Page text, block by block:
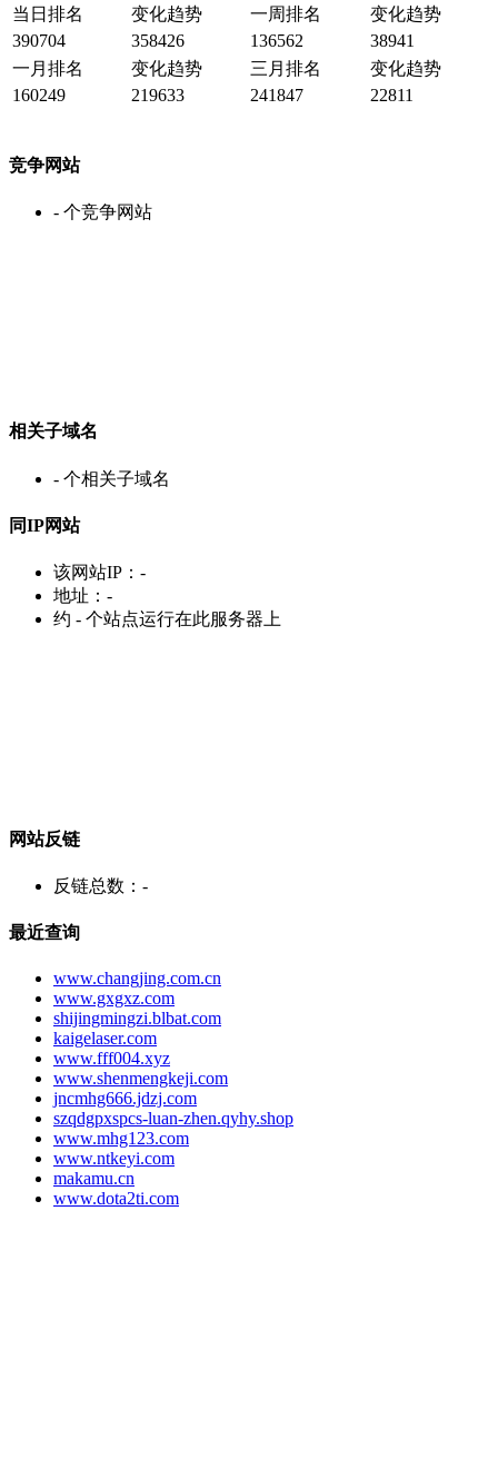
当日排名 变化趋势 一周排名
变化趋势
390704
358426 136562
38941
一月排名
变化趋势 三月排名
变化趋势
160249
219633 241847 22811
竞争网站
- 个竞争网站
相关子域名
- 个相关子域名
同IP网站
该网站IP： -
地址： -
约 - 个站点运行在此服务器上
网站反链
反链总数： -
最近查询
www.changjing.com.cn
www.gxgxz.com
shijingmingzi.blbat.com
kaigelaser.com
www.fff004.xyz
www.shenmengkeji.com
jncmhg666.jdzj.com
szqdgpxspcs-luan-zhen.qyhy.shop
www.mhg123.com
www.ntkeyi.com
makamu.cn
www.dota2ti.com